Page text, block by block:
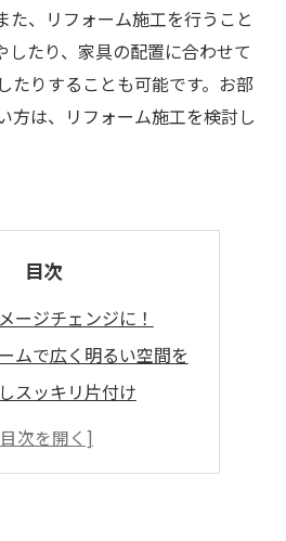
た、リフォーム施工を行うこと
したり、家具の配置に合わせて
たりすることも可能です。お部
方は、リフォーム施工を検討し
目次
ージチェンジに！
ムで広く明るい空間を
スッキリ片付け
で印象を変える